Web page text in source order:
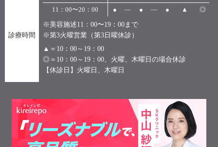
診療時間
11：00〜20：00
● ― ● ― ● ▲ ◎
※美容施述11：00〜19：00まで
※第3火曜営業（第3日曜休診）
▲＝10：00～19：00
◎＝10：00～19：00、火曜、木曜日の場合休診
【休診日】火曜日、木曜日